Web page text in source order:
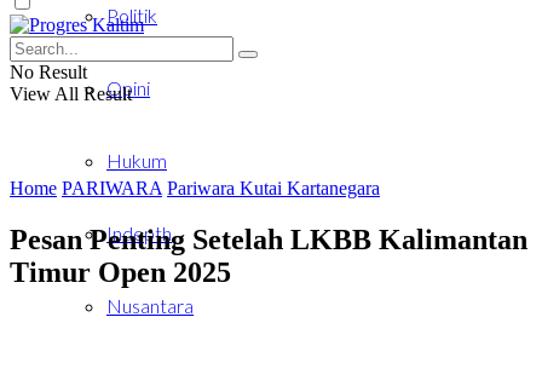
Politik
Opini
Hukum
Indepth
Nusantara
No Result
View All Result
Home PARIWARA Pariwara Kutai Kartanegara
Pesan Penting Setelah LKBB Kalimantan
Timur Open 2025